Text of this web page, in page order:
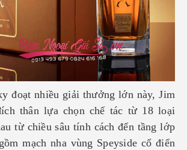
đoạt nhiều giải thưởng lớn này, Jim
thân lựa chọn chế tác từ 18 loại
từ chiều sâu tính cách đến tầng lớp
mạch nha vùng Speyside cổ điển